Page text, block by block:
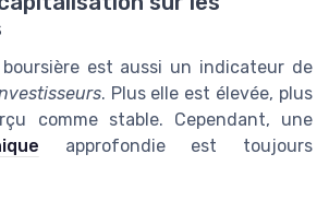
est aussi un indicateur de
. Plus elle est élevée, plus
comme stable. Cependant, une
approfondie est toujours